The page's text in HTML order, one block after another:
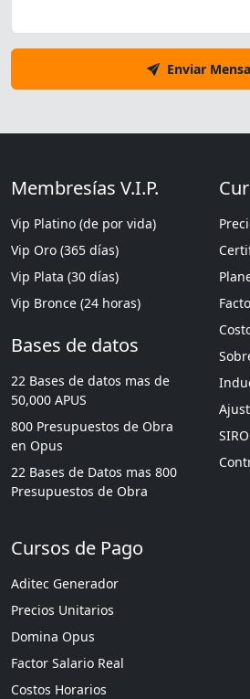
Enviar
Membresías V.I.P.
Vip Platino (de por vida)
Vip Oro (365 días)
Vip Plata (30 días)
Vip Bronce (24 horas)
Bases de datos
22 Bases de datos mas de
50,000 APUS
800 Presupuestos de Obra
en Opus
22 Bases de Datos mas 800
Presupuestos de Obra
Cursos de Pago
Aditec Generador
Precios Unitarios
Domina Opus
Factor Salario Real
Costos Horarios